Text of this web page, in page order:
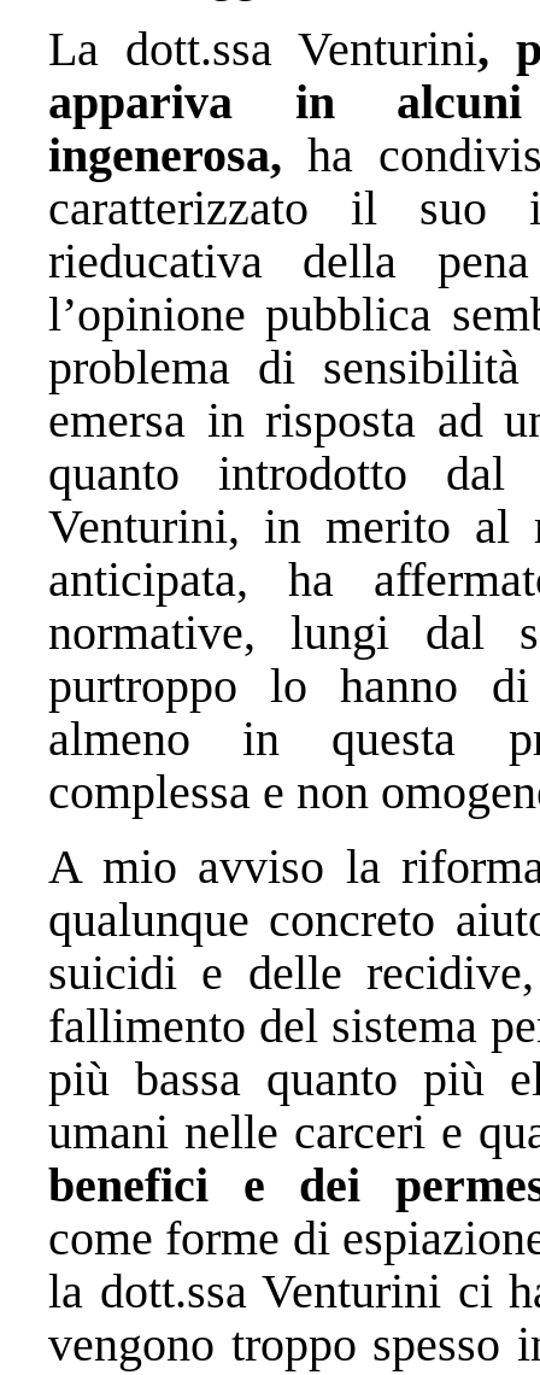
La dott.ssa Venturini,
appariva in alcuni
ingenerosa, ha
caratterizzato il suo
rieducativa della
l’opinione pubblica
problema di sensibilità
emersa in risposta ad
quanto introdotto dal
Venturini, in merito al
anticipata, ha
normative, lungi dal
purtroppo lo hanno
almeno in questa
complessa e non
A mio avviso la
qualunque concreto
suicidi e delle
fallimento del sistema
più bassa quanto più
umani nelle carceri e
benefici e dei
come forme di
la dott.ssa Venturini ci
vengono troppo spesso